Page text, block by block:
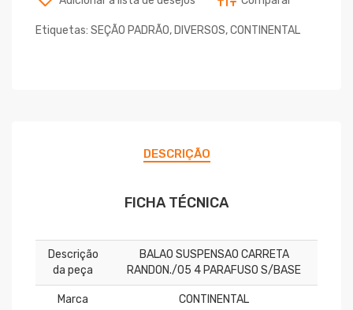
Etiquetas: SEÇÃO PADRÃO, DIVERSOS,CONTINENTAL
DESCRIÇÃO
FICHA TÉCNICA
Descrição
da peça
BALAO SUSPENSAO CARRETA
RANDON./05 4 PARAFUSO S/BASE
Marca CONTINENTAL